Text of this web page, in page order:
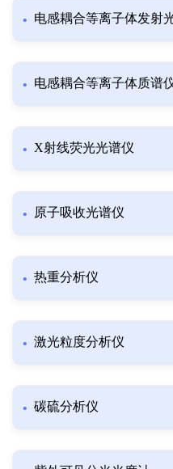
电感耦合等离子体发射
电感耦合等离子体质谱
X射线荧光光谱仪
原子吸收光谱仪
热重分析仪
激光粒度分析仪
碳硫分析仪